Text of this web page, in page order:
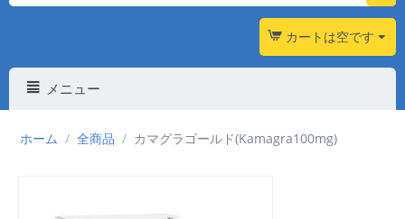
カートは空です
メニュー
ホーム / 全商品 / カマグラゴールド(Kamagra100mg)